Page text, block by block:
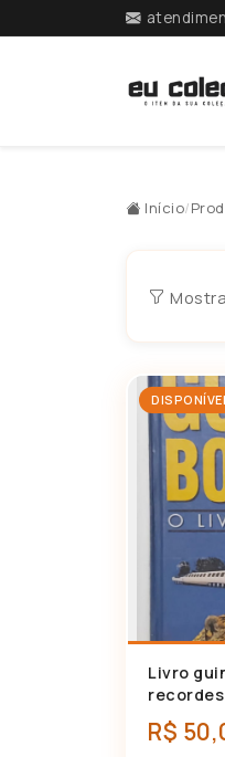
Início/
Livro
R$